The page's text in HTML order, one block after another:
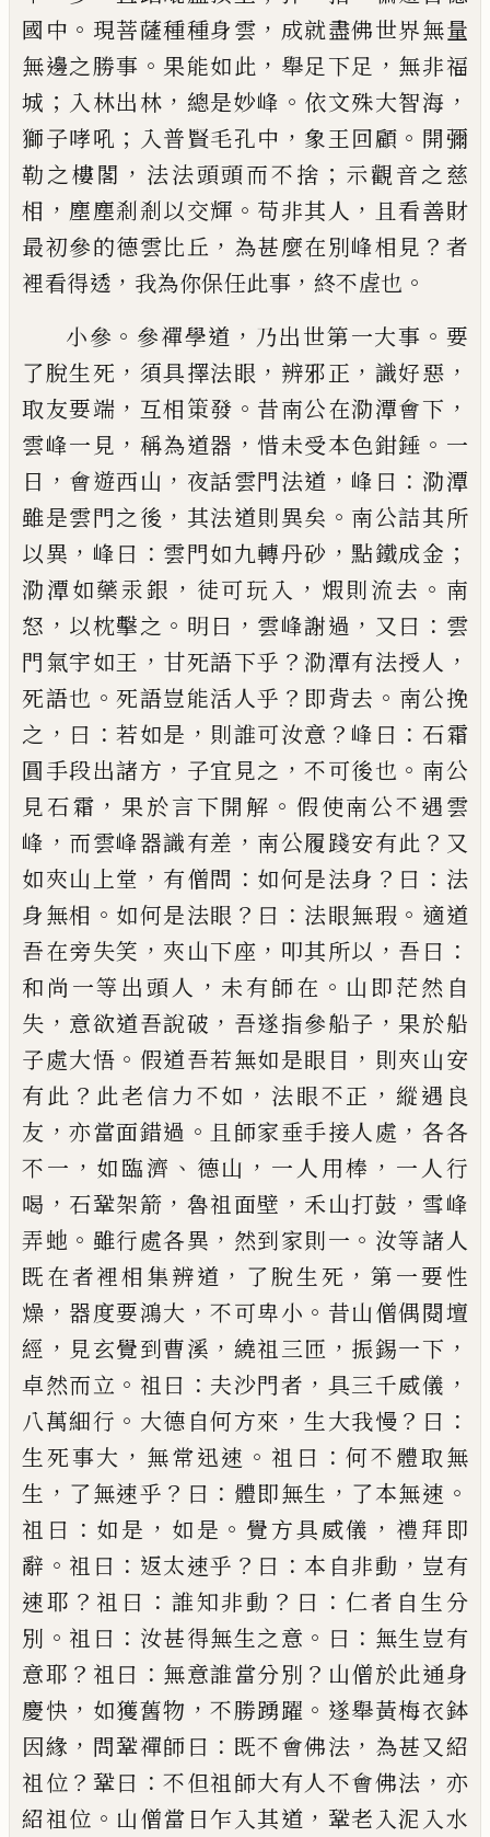
國中 。 現菩薩種種身雲 ， 成就盡佛世界無量
無邊之勝事 。 果能如此 ， 舉足下足 ， 無非福
城 ； 入林出林 ， 總是妙峰 。 依文殊大智海 ，
獅子哮吼 ； 入普賢毛孔中 ， 象王回顧 。 開彌
勒之樓閣 ， 法法頭頭而不捨 ； 示觀音之慈
相 ， 塵塵剎剎以交輝 。 苟非其人 ， 且看善財
最初參的德雲比丘 ， 為甚麼在別峰相見 ？ 者
裡看得透 ， 我為你保任此事 ， 終不虗也 。
小參 。 參禪學道 ， 乃出世第一大事 。 要
了脫生死 ， 須具擇法眼 ， 辨邪正 ， 識好惡 ，
取友要端 ， 互相䇿發 。 昔南公在泐潭會下 ，
雲峰一見 ， 稱為道器 ，惜未受本色鉗錘 。 一
日 ， 會遊西山 ， 夜話雲門法道 ，峰曰 ： 泐潭
雖是雲門之後 ， 其法道則異矣 。 南公詰其所
以異 ， 峰曰 ： 雲門如九轉丹砂 ，點鐵成金 ；
泐潭如藥汞銀 ， 徒可玩入 ， 煆則流去 。 南
怒 ， 以枕擊之 。 明日 ， 雲峰謝過 ， 又曰 ： 雲
門氣宇如王 ， 甘死語下乎 ？ 泐潭有法授人 ，
死語也 。死語豈能活人乎 ？ 即背去 。 南公挽
之 ， 曰 ：若如是 ， 則誰可汝意 ？峰 曰 ： 石霜
圓手段出諸方 ， 子宜見之 ，不可後也 。 南公
見石霜 ， 果於言下開解 。 假使南公不遇雲
峰 ， 而雲峰器識有差 ， 南公履踐安有此 ？ 又
如夾山上堂 ， 有僧問 ： 如何是法身 ？ 曰 ： 法
身無相 。 如何是法眼 ？ 曰 ： 法眼無瑕 。 適道
吾在旁失笑 ， 夾山下座 ， 叩其所以 ， 吾曰 ：
和尚一等 出頭人 ， 未有師在 。 山即茫然自
失 ， 意欲道吾說破 ， 吾遂指參船子 ， 果於船
子處大悟 。 假道吾若無如是眼 目 ， 則夾山安
有此 ？ 此老信力不如 ， 法眼不正 ， 縱遇良
友 ，亦當面錯過 。 且師家垂手接人處 ， 各各
不一 ， 如臨濟 、 德山 ， 一人用棒 ， 一人行
喝 ， 石鞏架箭 ， 魯祖面壁 ， 禾山打鼓 ， 雪峰
弄虵 。 雖行處各異 ， 然到家則一 。 汝等諸人
既在者裡相集辨道 ， 了脫生死 ，第一要性
燥 ， 器度要鴻大 ，不可卑小 。 昔山僧偶閱壇
經 ， 見玄覺到曹溪 ， 繞祖三匝 ， 振錫一下 ，
卓然而立 。 祖曰 ： 夫沙門者 ， 具三千威儀 ，
八萬細行 。 大德自何方來 ，生大我慢 ？ 曰 ：
生死事大 ， 無常迅速 。 祖曰 ：何不體取無
生 ， 了無速乎 ？ 曰 ： 體即無生 ， 了本無速 。
祖曰 ： 如是 ， 如是 。 覺方具威儀 ， 禮拜 即
辭 。 祖曰 ： 返太速乎 ？ 曰 ：本自非動 ， 豈有
速耶 ？ 祖曰 ： 誰知非動 ？ 曰 ： 仁者自生分
別 。 祖曰 ： 汝甚得無生之意 。 曰 ： 無生豈有
意耶 ？ 祖曰 ： 無意誰當分別 ？ 山僧於此通身
慶快 ， 如獲舊物 ，不勝踴躍 。 遂舉黃梅衣鉢
因緣 ， 問鞏禪師曰 ： 既不會佛法 ， 為甚又紹
祖位 ？ 鞏曰 ：不但祖師大有人不會佛法 ， 亦
紹祖位 。 山僧當日乍入其道 ， 鞏老入泥入水